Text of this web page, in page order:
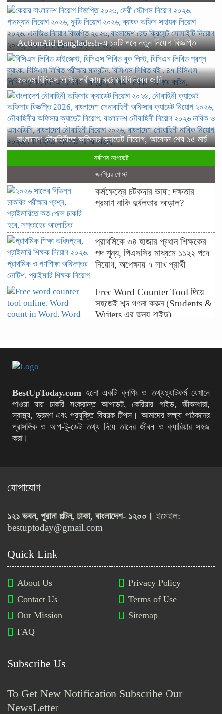
ActionAid Bangladesh-এ ১০টি পদে নতুন নিয়োগ বিজ্ঞপ্তি
৫০তম বিসিএস লিখিত পরীক্ষায় কঠোর বিধিনিষেধ জারি
বাংলাদেশ নৌবাহিনীতে অফিসার ক্যাডেট নিয়োগ, আবেদন শেষ ১৫ মার্চ
সর্বশেষ আপডেট
জনপ্রিয় পোস্ট
কর্মক্ষেত্রে চটকদার ভাষা: দক্ষতার
প্রমাণ নাকি দুর্বলতার আড়াল?
প্রাথমিকে ৩৪ হাজার প্রধান শিক্ষকের
পদ শূন্য, পিএসসির মাধ্যমে ১১২২ পদে
নিয়োগ, অপেক্ষায় ৭ লাখ প্রার্থী
Free Word Counter Tool দিয়ে
সহজেই শব্দ গণনা করুন (Students &
Writers এর জন্য গাইড)
ActionAid Bangladesh-এ ১০টি
পদে নতুন নিয়োগ বিজ্ঞপ্তি
গণস্বাস্থ্য সমাজভিত্তিক মেডিকেল
কলেজ ও ডেন্টাল ইউনিটে ১২ পদে
নিয়োগ বিজ্ঞপ্তি
চুয়েটে শিক্ষক ও বিভিন্ন পদে নিয়োগ
BestUpToday.com হলো একটি ব্লগিং ও তথ্যপ্ল্যাটফর্ম যেখানে
পাওয়া যায় চাকরি সংক্রান্ত আপডেট, কেরিয়ার গাইড, জীবনধারা,
স্বাস্থ্য, ভ্রমণ এবং প্রযুক্তি বিষয়ক টিপস। আমাদের লক্ষ্য পাঠকদের
প্রাসঙ্গিক ও আপ‑টু‑ডেট তথ্য দিয়ে তাদের জীবন ও ক্যারিয়ার সহজ
করা।
যোগাযোগ
১২১ ভবন, পুরানা পল্টন, ঢাকা, বাংলাদেশ- ১২০০। ইমেইল:
bestuptoday@gmail.com
Quick Link
About Us
Contact Us
Our Mission
FAQ
Privacy Policy
Terms of Use
Sitemap
Subscribe Us
To Get New Notification Subscribe Our
NewsLetter